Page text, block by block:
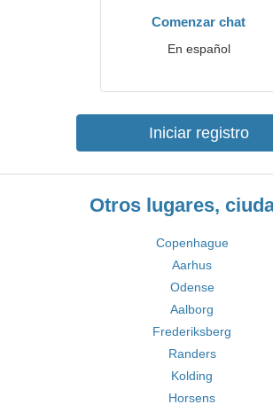
Comenzar chat
En español
Iniciar registro
Otros lugares,
Copenhague
Aarhus
Odense
Aalborg
Frederiksberg
Randers
Kolding
Horsens